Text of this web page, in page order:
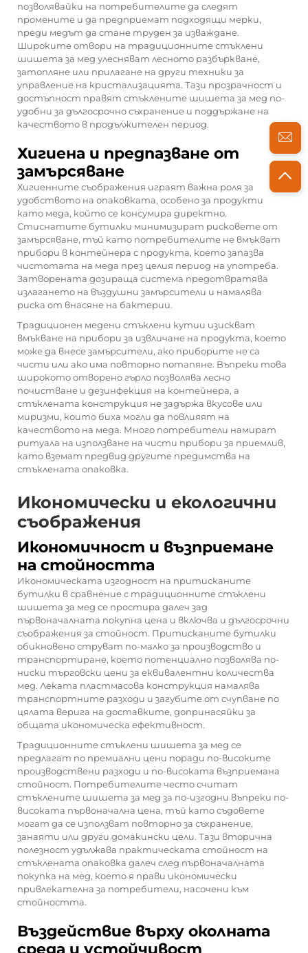
позволявайки на потребителите да следят
промените и да предприемат подходящи мерки,
преди медът да стане труден за изваждане.
Широките отвори на традиционните стъклени
шишета за мед улесняват лесното разбъркване,
затопляне или прилагане на други техники за
управление на кристализацията. Тази прозрачност и
достъпност правят стъклените шишета за мед по-
удобни за дългосрочно съхранение и поддържане на
качеството в продължителен период.
Хигиена и предпазване от
замърсяване
Хигиенните съображения играят важна роля за
удобството на опаковката, особено за продукти
като меда, който се консумира директно.
Стиснатите бутилки минимизират рисковете от
замърсяване, тъй като потребителите не вмъкват
прибори в контейнера с продукта, което запазва
чистотата на меда през целия период на употреба.
Затворената дозираща система предотвратява
излагането на въздушни замърсители и намалява
риска от внасяне на бактерии.
Традиционен медени стъклени кутии изискват
вмъкване на прибори за извличане на продукта, което
може да внесе замърсители, ако приборите не са
чисти или ако има повторно потапяне. Въпреки това
широкото отворено гърло позволява лесно
почистване и дезинфекция на контейнера, а
стъклената конструкция не задържа вкусове или
миризми, които биха могли да повлияят на
качеството на меда. Много потребители намират
ритуала на използване на чисти прибори за приемлив,
като вземат предвид другите предимства на
стъклената опаковка.
Икономически и екологични
съображения
Икономичност и възприемане
на стойността
Икономическата изгодност на притисканите
бутилки в сравнение с традиционните стъклени
шишета за мед се простира далеч зад
първоначалната покупна цена и включва и дългосрочни
съображения за стойност. Притисканите бутилки
обикновено струват по-малко за производство и
транспортиране, което потенциално позволява по-
ниски търговски цени за еквивалентни количества
мед. Леката пластмасова конструкция намалява
транспортните разходи и загубите от счупване по
цялата верига на доставките, допринасяйки за
общата икономическа ефективност.
Традиционните стъклени шишета за мед се
предлагат по премиални цени поради по-високите
производствени разходи и по-високата възприемана
стойност. Потребителите често считат
стъклените шишета за мед за по-изгодни въпреки по-
високата първоначална цена, тъй като съдовете
могат да се използват повторно за съхранение,
занаяти или други домакински цели. Тази вторична
полезност удължава практическата стойност на
стъклената опаковка далеч след първоначалната
покупка на мед, което я прави икономически
привлекателна за потребители, насочени към
стойността.
Въздействие върху околната
среда и устойчивост